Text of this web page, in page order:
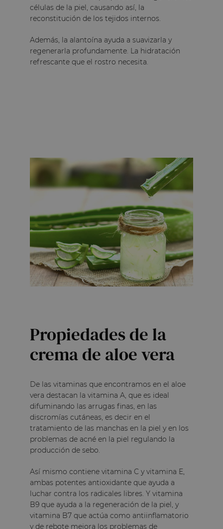
células de la piel, causando así, la
reconstitución de los tejidos internos.
Además, la alantoína ayuda a suavizarla y
regenerarla profundamente. La hidratación
refrescante que el rostro necesita.
Propiedades de la
crema de aloe vera
De las vitaminas que encontramos en el aloe
vera destacan la vitamina A, que es ideal
difuminando las arrugas finas, en las
discromías cutáneas, es decir en el
tratamiento de las manchas en la piel y en los
problemas de acné en la piel regulando la
producción de sebo.
Así mismo contiene vitamina C y vitamina E,
ambas potentes antioxidante que ayuda a
luchar contra los radicales libres. Y vitamina
B9 que ayuda a la regeneración de la piel, y
vitamina B7 que actúa como antiinflamatorio
y de rebote mejora los problemas de